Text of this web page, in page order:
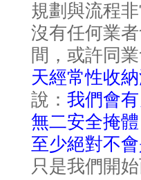
規劃與流程
沒有任何業
間，或許同業
天經常性收
說： 我們會
無二安全掩
至少絕對不
只是我們開